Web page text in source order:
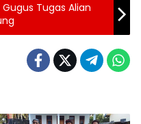
Tugas Alian